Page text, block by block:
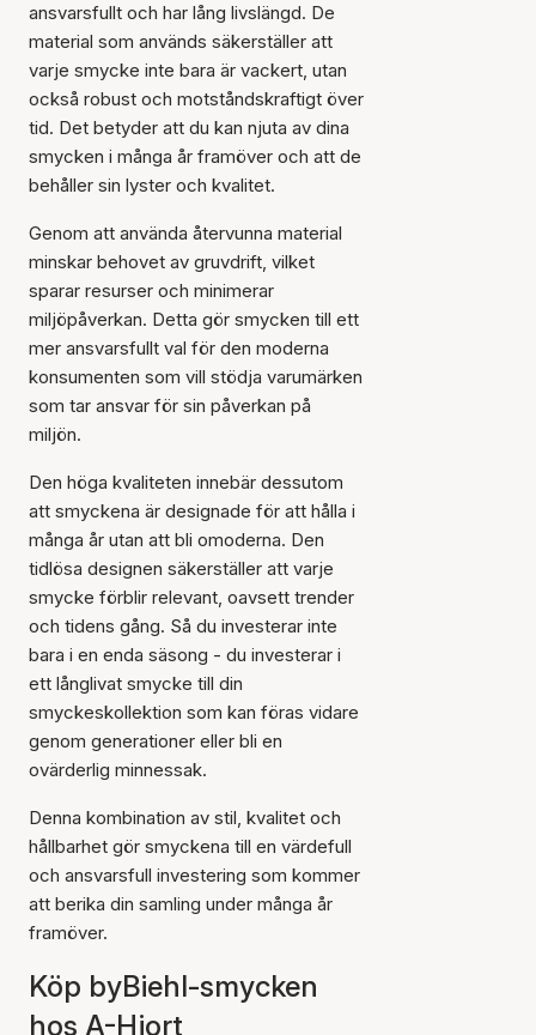
ansvarsfullt och har lång livslängd. De
material som används säkerställer att
varje smycke inte bara är vackert, utan
också robust och motståndskraftigt över
tid. Det betyder att du kan njuta av dina
smycken i många år framöver och att de
behåller sin lyster och kvalitet.
Genom att använda återvunna material
minskar behovet av gruvdrift, vilket
sparar resurser och minimerar
miljöpåverkan. Detta gör smycken till ett
mer ansvarsfullt val för den moderna
konsumenten som vill stödja varumärken
som tar ansvar för sin påverkan på
miljön.
Den höga kvaliteten innebär dessutom
att smyckena är designade för att hålla i
många år utan att bli omoderna. Den
tidlösa designen säkerställer att varje
smycke förblir relevant, oavsett trender
och tidens gång. Så du investerar inte
bara i en enda säsong - du investerar i
ett långlivat smycke till din
smyckeskollektion som kan föras vidare
genom generationer eller bli en
ovärderlig minnessak.
Denna kombination av stil, kvalitet och
hållbarhet gör smyckena till en värdefull
och ansvarsfull investering som kommer
att berika din samling under många år
framöver.
Köp byBiehl-smycken
hos A-Hjort